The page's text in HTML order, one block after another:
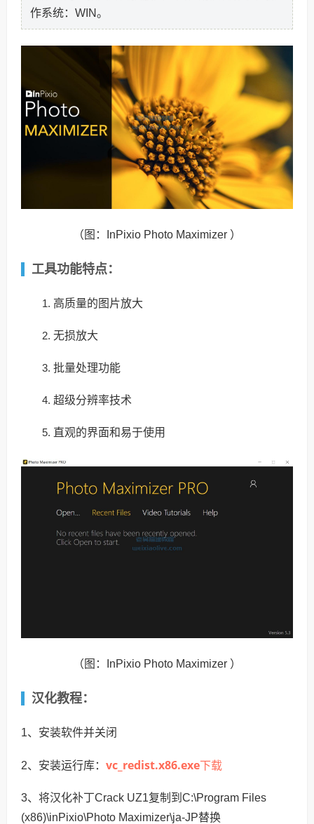
作系统：WIN。
（图：InPixio Photo Maximizer ）
工具功能特点：
高质量的图片放大
无损放大
批量处理功能
超级分辨率技术
直观的界面和易于使用
（图：InPixio Photo Maximizer ）
汉化教程：
1、安装软件并关闭
2、安装运行库： vc_redist.x86.exe下载
3、将汉化补丁Crack UZ1复制到C:\Program Files
(x86)\inPixio\Photo Maximizer\ja-JP替换